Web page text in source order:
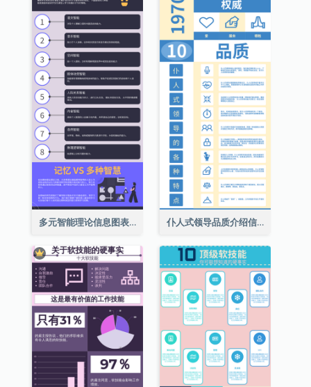
多元智能理论信息图表 仆人式领导品质介绍信息图表